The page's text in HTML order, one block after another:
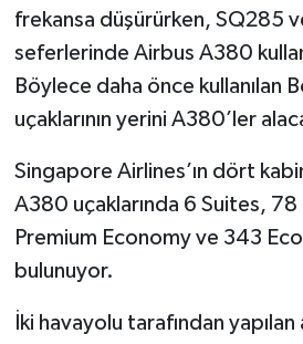
frekansa düşürürken, SQ285
seferlerinde Airbus A380
Böylece daha önce kullanılan
uçaklarının yerini A380’ler
Singapore Airlines’ın dört kabin
A380 uçaklarında 6 Suites,
Premium Economy ve 343
bulunuyor.
İki havayolu tarafından